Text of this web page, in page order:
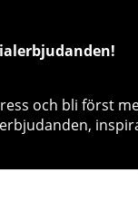
och bli först